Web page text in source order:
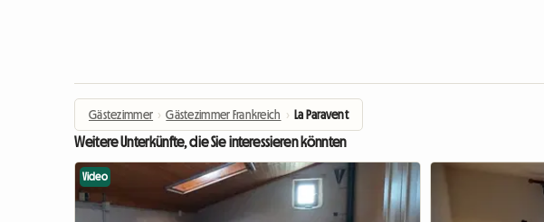
Gästezimmer › Gästezimmer Frankreich › La Paravent
Weitere Unterkünfte, die Sie interessieren könnten
Video